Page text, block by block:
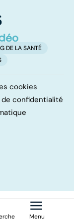
Menu
!
DE LA SANTÉ
cookies
confidentialité